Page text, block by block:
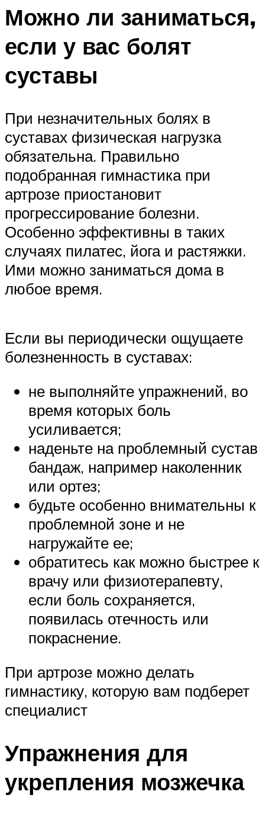
Можно ли заниматься,
если у вас болят
суставы
При незначительных болях в
суставах физическая нагрузка
обязательна. Правильно
подобранная гимнастика при
артрозе приостановит
прогрессирование болезни.
Особенно эффективны в таких
случаях пилатес, йога и растяжки.
Ими можно заниматься дома в
любое время.
Если вы периодически ощущаете
болезненность в суставах:
не выполняйте упражнений, во
время которых боль
усиливается;
наденьте на проблемный сустав
бандаж, например наколенник
или ортез;
будьте особенно внимательны к
проблемной зоне и не
нагружайте ее;
обратитесь как можно быстрее к
врачу или физиотерапевту,
если боль сохраняется,
появилась отечность или
покраснение.
При артрозе можно делать
гимнастику, которую вам подберет
специалист
Упражнения для
укрепления мозжечка